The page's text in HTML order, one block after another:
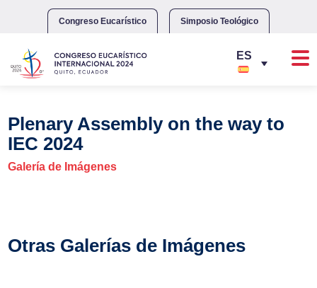
Congreso Eucarístico Simposio Teológico
Plenary Assembly on the way to
IEC 2024
Galería de Imágenes
Otras Galerías de Imágenes